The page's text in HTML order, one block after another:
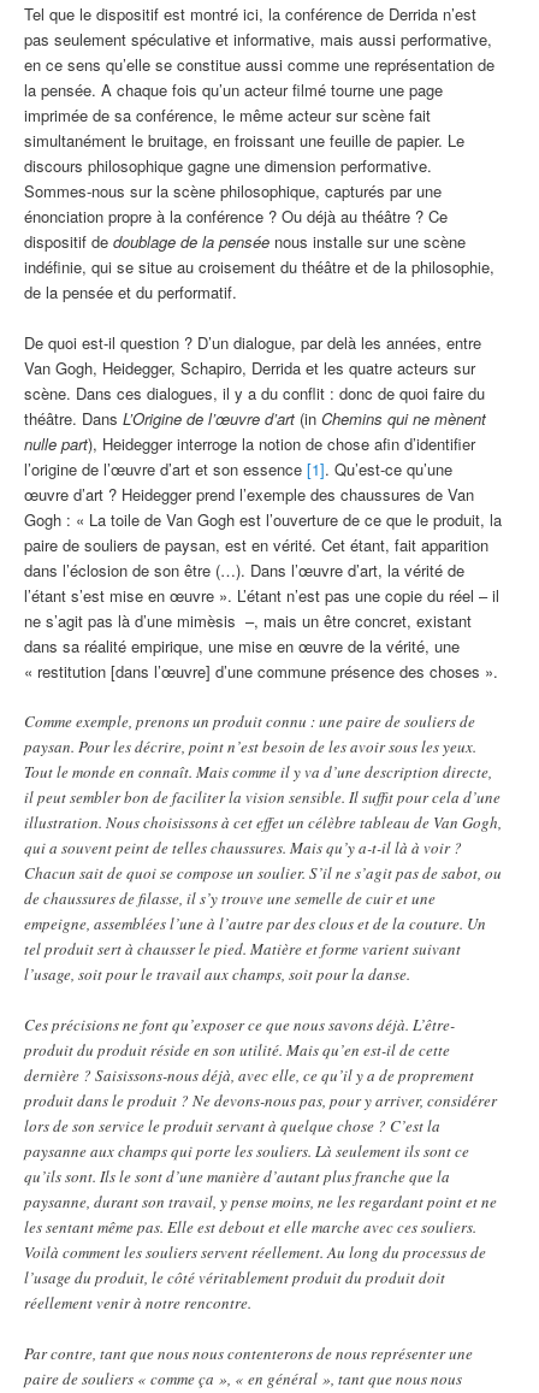
Tel que le dispositif est montré ici, la conférence de Derrida n’est
pas seulement spéculative et informative, mais aussi performative,
en ce sens qu’elle se constitue aussi comme une représentation de
la pensée. A chaque fois qu’un acteur filmé tourne une page
imprimée de sa conférence, le même acteur sur scène fait
simultanément le bruitage, en froissant une feuille de papier. Le
discours philosophique gagne une dimension performative.
Sommes-nous sur la scène philosophique, capturés par une
énonciation propre à la conférence ? Ou déjà au théâtre ? Ce
dispositif de doublage de la pensée nous installe sur une scène
indéfinie, qui se situe au croisement du théâtre et de la philosophie,
de la pensée et du performatif.
De quoi est-il question ? D’un dialogue, par delà les années, entre
Van Gogh, Heidegger, Schapiro, Derrida et les quatre acteurs sur
scène. Dans ces dialogues, il y a du conflit : donc de quoi faire du
théâtre. Dans L’Origine de l’œuvre d’art (in Chemins qui ne mènent
nulle part), Heidegger interroge la notion de chose afin d’identifier
l’origine de l’œuvre d’art et son essence [1]. Qu’est-ce qu’une
œuvre d’art ? Heidegger prend l’exemple des chaussures de Van
Gogh : « La toile de Van Gogh est l’ouverture de ce que le produit, la
paire de souliers de paysan, est en vérité. Cet étant, fait apparition
dans l’éclosion de son être (…). Dans l’œuvre d’art, la vérité de
l’étant s’est mise en œuvre ». L’étant n’est pas une copie du réel – il
ne s’agit pas là d’une mimèsis –, mais un être concret, existant
dans sa réalité empirique, une mise en œuvre de la vérité, une
« restitution [dans l’œuvre] d’une commune présence des choses ».
Comme exemple, prenons un produit connu : une paire de souliers de
paysan. Pour les décrire, point n’est besoin de les avoir sous les yeux.
Tout le monde en connaît. Mais comme il y va d’une description directe,
il peut sembler bon de faciliter la vision sensible. Il suffit pour cela d’une
illustration. Nous choisissons à cet effet un célèbre tableau de Van Gogh,
qui a souvent peint de telles chaussures. Mais qu’y a-t-il là à voir ?
Chacun sait de quoi se compose un soulier. S’il ne s’agit pas de sabot, ou
de chaussures de filasse, il s’y trouve une semelle de cuir et une
empeigne, assemblées l’une à l’autre par des clous et de la couture. Un
tel produit sert à chausser le pied. Matière et forme varient suivant
l’usage, soit pour le travail aux champs, soit pour la danse.
Ces précisions ne font qu’exposer ce que nous savons déjà. L’être-
produit du produit réside en son utilité. Mais qu’en est-il de cette
dernière ? Saisissons-nous déjà, avec elle, ce qu’il y a de proprement
produit dans le produit ? Ne devons-nous pas, pour y arriver, considérer
lors de son service le produit servant à quelque chose ? C’est la
paysanne aux champs qui porte les souliers. Là seulement ils sont ce
qu’ils sont. Ils le sont d’une manière d’autant plus franche que la
paysanne, durant son travail, y pense moins, ne les regardant point et ne
les sentant même pas. Elle est debout et elle marche avec ces souliers.
Voilà comment les souliers servent réellement. Au long du processus de
l’usage du produit, le côté véritablement produit du produit doit
réellement venir à notre rencontre.
Par contre, tant que nous nous contenterons de nous représenter une
paire de souliers « comme ça », « en général », tant que nous nous